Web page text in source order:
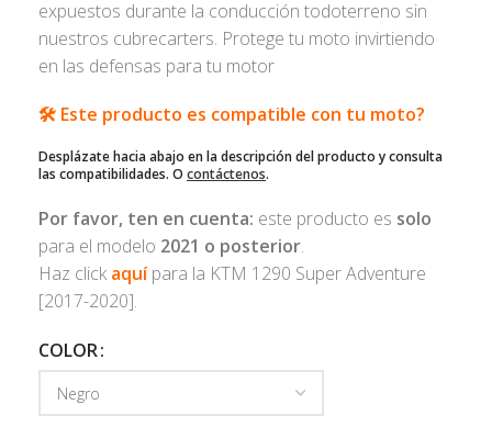
expuestos durante la conducción todoterreno sin
nuestros cubrecarters. Protege tu moto invirtiendo
en las defensas para tu motor
🛠️ Este producto es compatible con tu moto?
Desplázate hacia abajo en la descripción del producto y consulta
las compatibilidades. O contáctenos.
Por favor, ten en cuenta: este producto es solo
para el modelo 2021 o posterior.
Haz click aquípara la KTM 1290 Super Adventure
[2017-2020].
COLOR